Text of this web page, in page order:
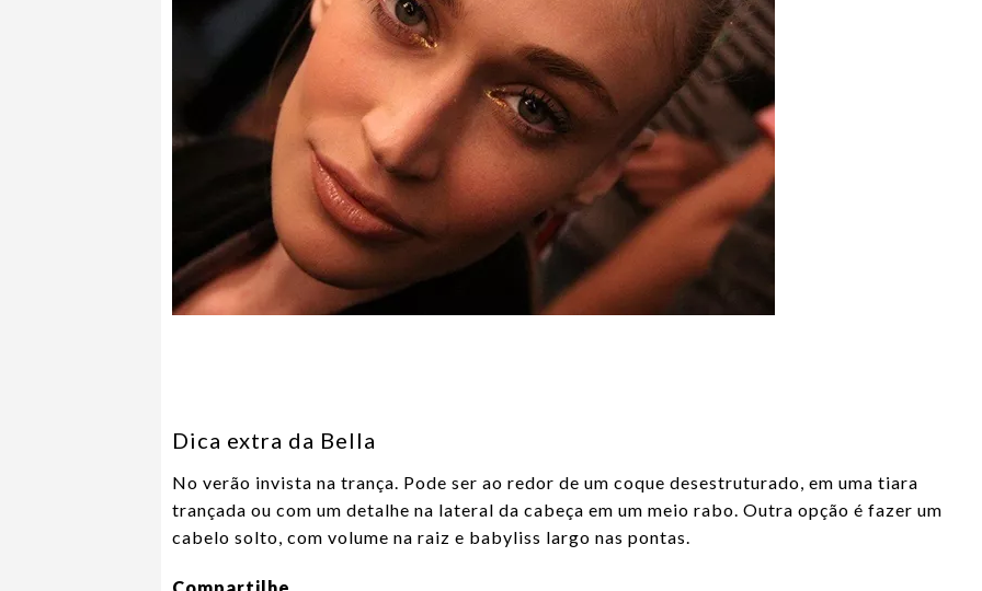
Dica extra da Bella
No verão invista na trança. Pode ser ao redor de um coque desestruturado, em uma tiara
trançada ou com um detalhe na lateral da cabeça em um meio rabo. Outra opção é fazer um
cabelo solto, com volume na raiz e babyliss largo nas pontas.